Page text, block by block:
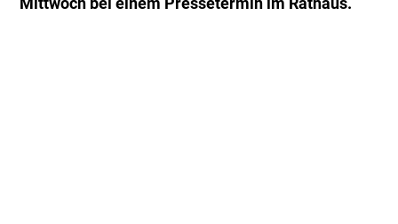
Mittwoch bei einem Pressetermin im Rathaus.